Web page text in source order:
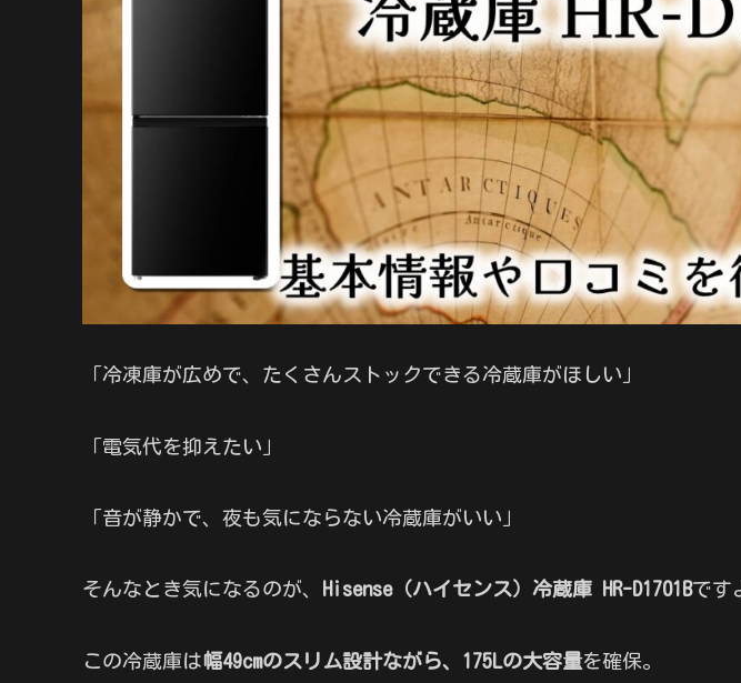
「冷凍庫が広めで、たくさんストックできる冷蔵庫がほしい」
「電気代を抑えたい」
「音が静かで、夜も気にならない冷蔵庫がいい」
そんなとき気になるのが、 Hisense（ハイセンス）冷蔵庫 HR-D1701Bです
この冷蔵庫は幅49cmのスリム設計ながら、175Lの大容量を確保。